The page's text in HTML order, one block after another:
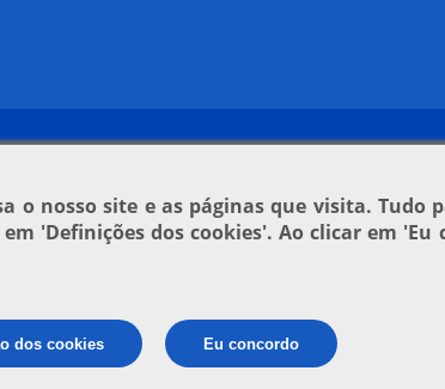
o nosso site e as páginas que visita.
'Definições dos cookies'. Ao clicar em 'Eu